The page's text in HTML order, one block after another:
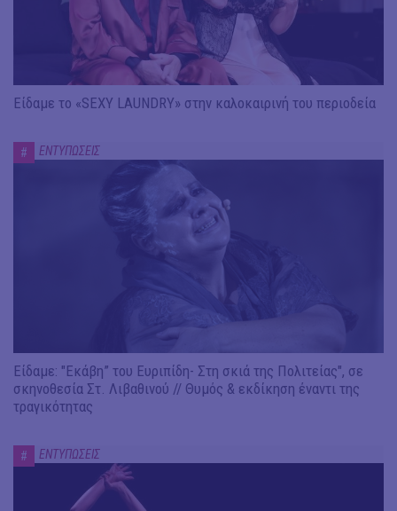
Είδαμε το «SEXY LAUNDRY» στην καλοκαιρινή του περιοδεία
# ΕΝΤΥΠΩΣΕΙΣ
Είδαμε: "Εκάβη” του Ευριπίδη- Στη σκιά της Πολιτείας", σε
σκηνοθεσία Στ. Λιβαθινού // Θυμός & εκδίκηση έναντι της
τραγικότητας
# ΕΝΤΥΠΩΣΕΙΣ